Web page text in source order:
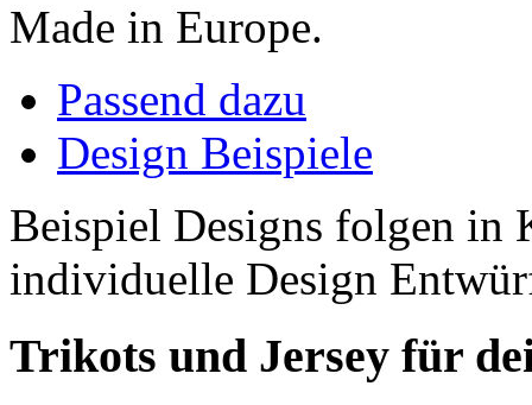
Made in Europe.
Passend dazu
Design Beispiele
Beispiel Designs folgen in
individuelle Design
Trikots und Jersey für